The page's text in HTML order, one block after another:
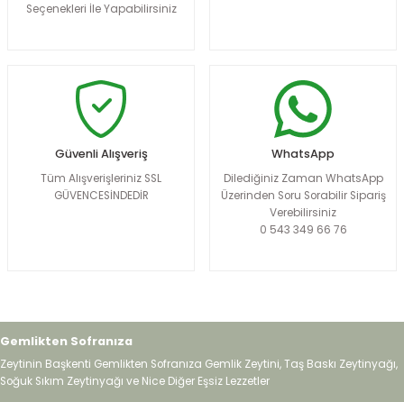
Seçenekleri İle Yapabilirsiniz
Güvenli Alışveriş
Tüm Alışverişleriniz SSL
GÜVENCESİNDEDİR
WhatsApp
Dilediğiniz Zaman WhatsApp
Üzerinden Soru Sorabilir Sipariş
Verebilirsiniz
0 543 349 66 76
Gemlikten Sofranıza
Zeytinin Başkenti Gemlikten Sofranıza Gemlik Zeytini, Taş Baskı Zeytinyağı,
Soğuk Sıkım Zeytinyağı ve Nice Diğer Eşsiz Lezzetler